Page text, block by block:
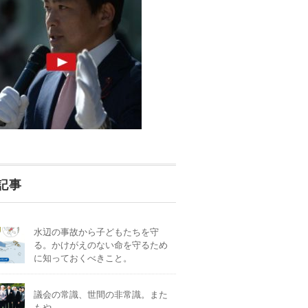
事
水辺の事故から子どもたちを守
る。かけがえのない命を守るため
に知っておくべきこと。
議会の常識、世間の非常識。また